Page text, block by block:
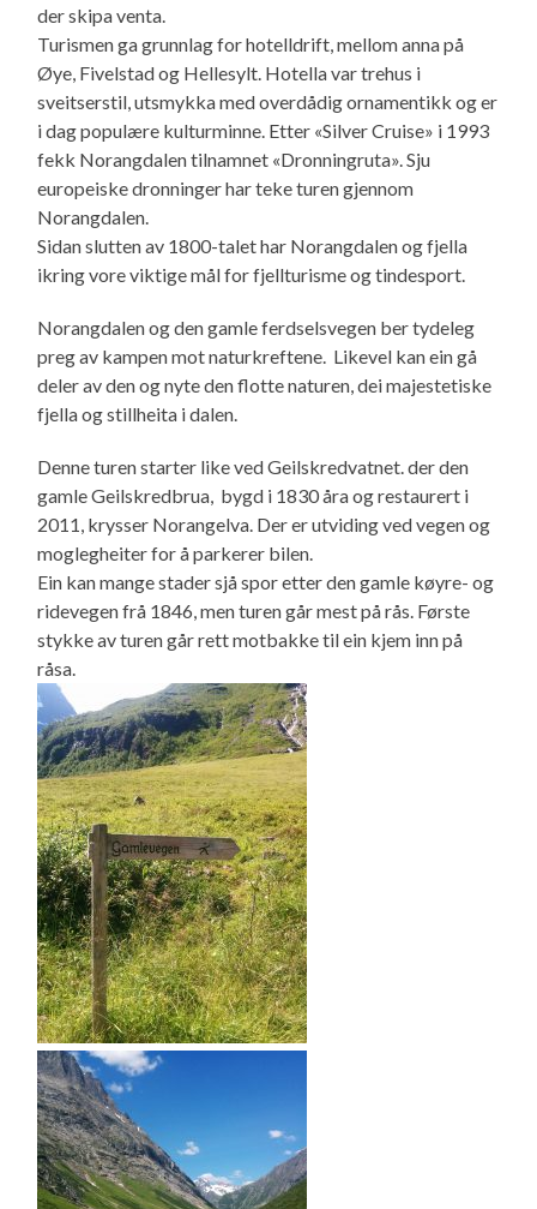
der skipa venta.
Turismen ga grunnlag for hotelldrift, mellom anna på
Øye, Fivelstad og Hellesylt. Hotella var trehus i
sveitserstil, utsmykka med overdådig ornamentikk og er
i dag populære kulturminne. Etter «Silver Cruise» i 1993
fekk Norangdalen tilnamnet «Dronningruta». Sju
europeiske dronninger har teke turen gjennom
Norangdalen.
Sidan slutten av 1800-talet har Norangdalen og fjella
ikring vore viktige mål for fjellturisme og tindesport.
Norangdalen og den gamle ferdselsvegen ber tydeleg
preg av kampen mot naturkreftene. Likevel kan ein gå
deler av den og nyte den flotte naturen, dei majestetiske
fjella og stillheita i dalen.
Denne turen starter like ved Geilskredvatnet. der den
gamle Geilskredbrua, bygd i 1830 åra og restaurert i
2011, krysser Norangelva. Der er utviding ved vegen og
moglegheiter for å parkerer bilen.
Ein kan mange stader sjå spor etter den gamle køyre- og
ridevegen frå 1846, men turen går mest på rås. Første
stykke av turen går rett motbakke til ein kjem inn på
råsa.